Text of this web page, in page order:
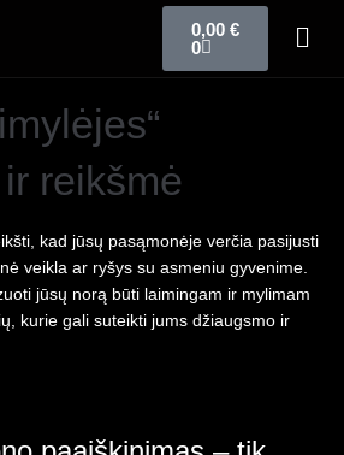
0,00 €
0
reikšmė
kad jūsų pasąmonėje verčia pasijusti
veikla ar ryšys su asmeniu gyvenime.
jūsų norą būti laimingam ir mylimam
kurie gali suteikti jums džiaugsmo ir